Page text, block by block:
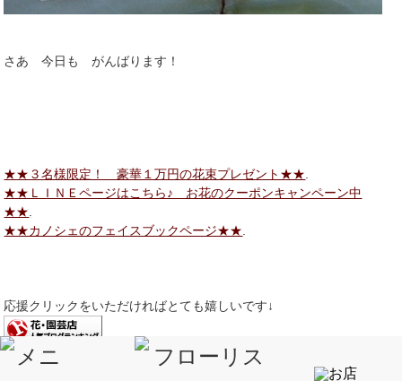
さあ 今日も がんばります！
★★３名様限定！ 豪華１万円の花束プレゼント★★
★★ＬＩＮＥページはこちら♪ お花のクーポンキャンペーン中
★★
★★カノシェのフェイスブックページ★★
応援クリックをいただければとても嬉しいです↓
フラワーショップ・園芸店 ブログランキングへ
★★フローリスト カノシェのホームページ★★